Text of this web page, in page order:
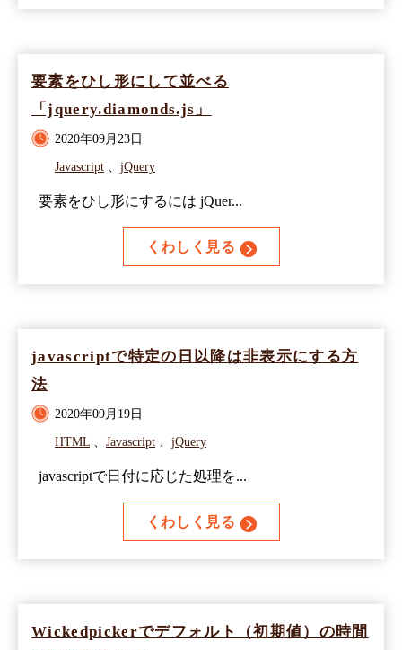
要素をひし形にして並べる
「jquery.diamonds.js」
2020年09月23日
Javascript 、 jQuery
要素をひし形にするには jQuer...
くわしく見る
javascriptで特定の日以降は非表示にする方
法
2020年09月19日
HTML 、 Javascript 、 jQuery
javascriptで日付に応じた処理を...
くわしく見る
Wickedpickerでデフォルト（初期値）の時間